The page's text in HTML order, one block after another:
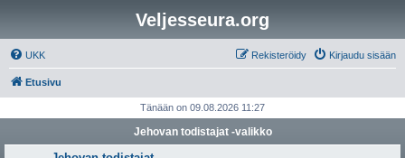
Veljesseura.org
UKK Kirjaudu sisään
Rekisteröidy
Etusivu
Tänään on 09.08.2026 11:27
Jehovan todistajat -valikko